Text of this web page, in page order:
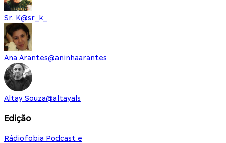
Sr. K@sr_k_
Ana Arantes@aninhaarantes
Altay Souza@altayals
Edição
Rádiofobia Podcast e